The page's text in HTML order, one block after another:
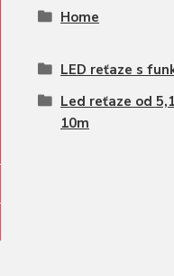
Home
LED reťaze s
Led reťaze od
10m